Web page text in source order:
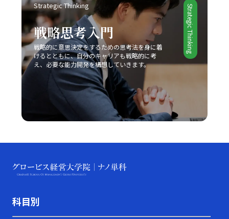
Strategic Thinking
戦略思考入門
戦略的に意思決定をするための思考法を身に着
けるとともに、自分のキャリアも戦略的に考
え、必要な能力開発を構想していきます。
Strategic Thinking
科目別